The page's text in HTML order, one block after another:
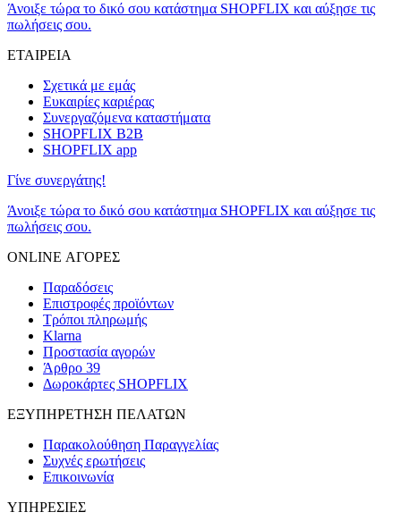
Άνοιξε τώρα το δικό σου κατάστημα SHOPFLIX και αύξησε τις
πωλήσεις σου.
ΕΤΑΙΡΕΙΑ
Σχετικά με εμάς
Ευκαιρίες καριέρας
Συνεργαζόμενα καταστήματα
SHOPFLIX B2B
SHOPFLIX app
Γίνε συνεργάτης!
Άνοιξε τώρα το δικό σου κατάστημα SHOPFLIX και αύξησε τις
πωλήσεις σου.
ONLINE ΑΓΟΡΕΣ
Παραδόσεις
Επιστροφές προϊόντων
Τρόποι πληρωμής
Klarna
Προστασία αγορών
Άρθρο 39
Δωροκάρτες SHOPFLIX
ΕΞΥΠΗΡΕΤΗΣΗ ΠΕΛΑΤΩΝ
Παρακολούθηση Παραγγελίας
Συχνές ερωτήσεις
Επικοινωνία
ΥΠΗΡΕΣΙΕΣ